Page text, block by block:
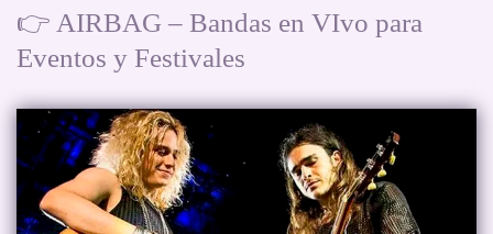
👉 AIRBAG – Bandas en VIvo para
Eventos y Festivales